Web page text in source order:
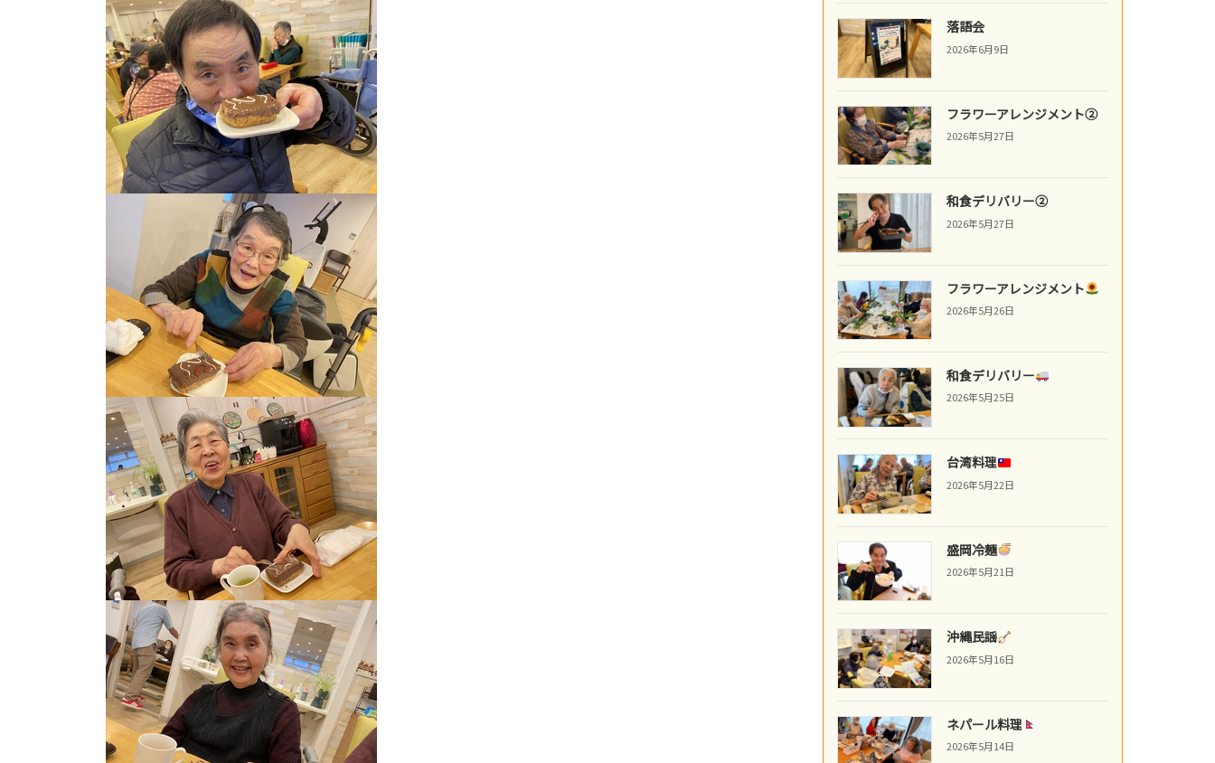
落語会
2026年6月9日
フラワーアレンジメント②
2026年5月27日
和食デリバリー②
2026年5月27日
フラワーアレンジメント
2026年5月26日
和食デリバリー
2026年5月25日
台湾料理
2026年5月22日
盛岡冷麺
2026年5月21日
沖縄民謡
2026年5月16日
ネパール料理
2026年5月14日